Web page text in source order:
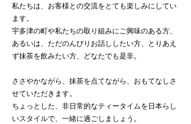
私たちは、お客様との交流をとても楽しみにしてい
ます。
宇多津の町や私たちの取り組みにご興味のある方、
あるいは、ただのんびりお話ししたい方、とりあえ
ず抹茶を飲みたい方、どなたでも是非。
ささやかながら、抹茶を点てながら、おもてなしさ
せていただきます。
ちょっとした、非日常的なティータイムを日本らし
いスタイルで、一緒に過ごしましょう。